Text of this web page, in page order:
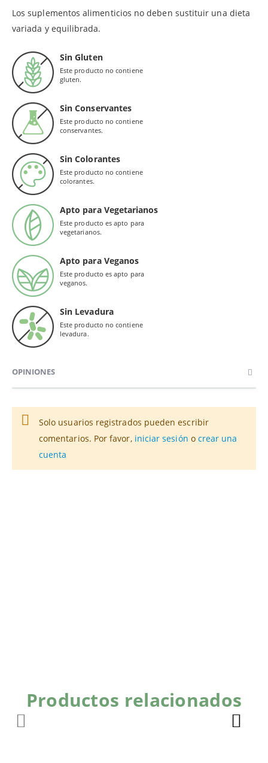
Los suplementos alimenticios no deben sustituir una dieta
variada y equilibrada.
Sin Gluten
Este producto no contiene
gluten.
Sin Conservantes
Este producto no contiene
conservantes.
Sin Colorantes
Este producto no contiene
colorantes.
Apto para Vegetarianos
Este producto es apto para
vegetarianos.
Apto para Veganos
Este producto es apto para
veganos.
Sin Levadura
Este producto no contiene
levadura.
OPINIONES
Solo usuarios registrados pueden escribir
comentarios. Por favor, iniciar sesión o crear una
cuenta
Productos relacionados